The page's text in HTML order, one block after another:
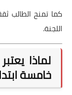
كما تمنح الطالب
اللجنة.
لماذا
خامسة